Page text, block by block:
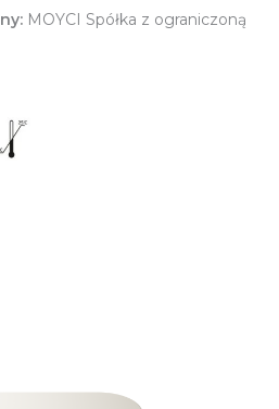
MOYCI Spółka z ograniczoną